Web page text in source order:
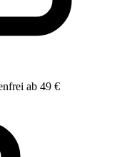
ab 49 €